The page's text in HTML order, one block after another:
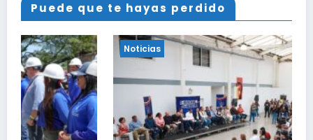
Puede que te hayas perdido
Noticias